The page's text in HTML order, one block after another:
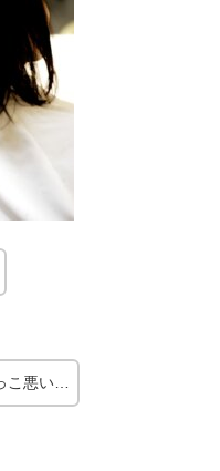
こ悪い…